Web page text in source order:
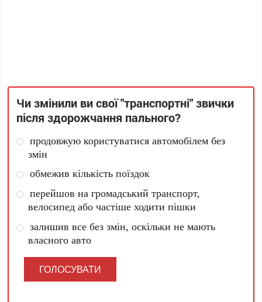
Чи змінили ви свої "транспортні" звички
після здорожчання пального?
продовжую користуватися автомобілем без
змін
обмежив кількість поїздок
перейшов на громадський транспорт,
велосипед або частіше ходити пішки
залишив все без змін, оскільки не мають
власного авто